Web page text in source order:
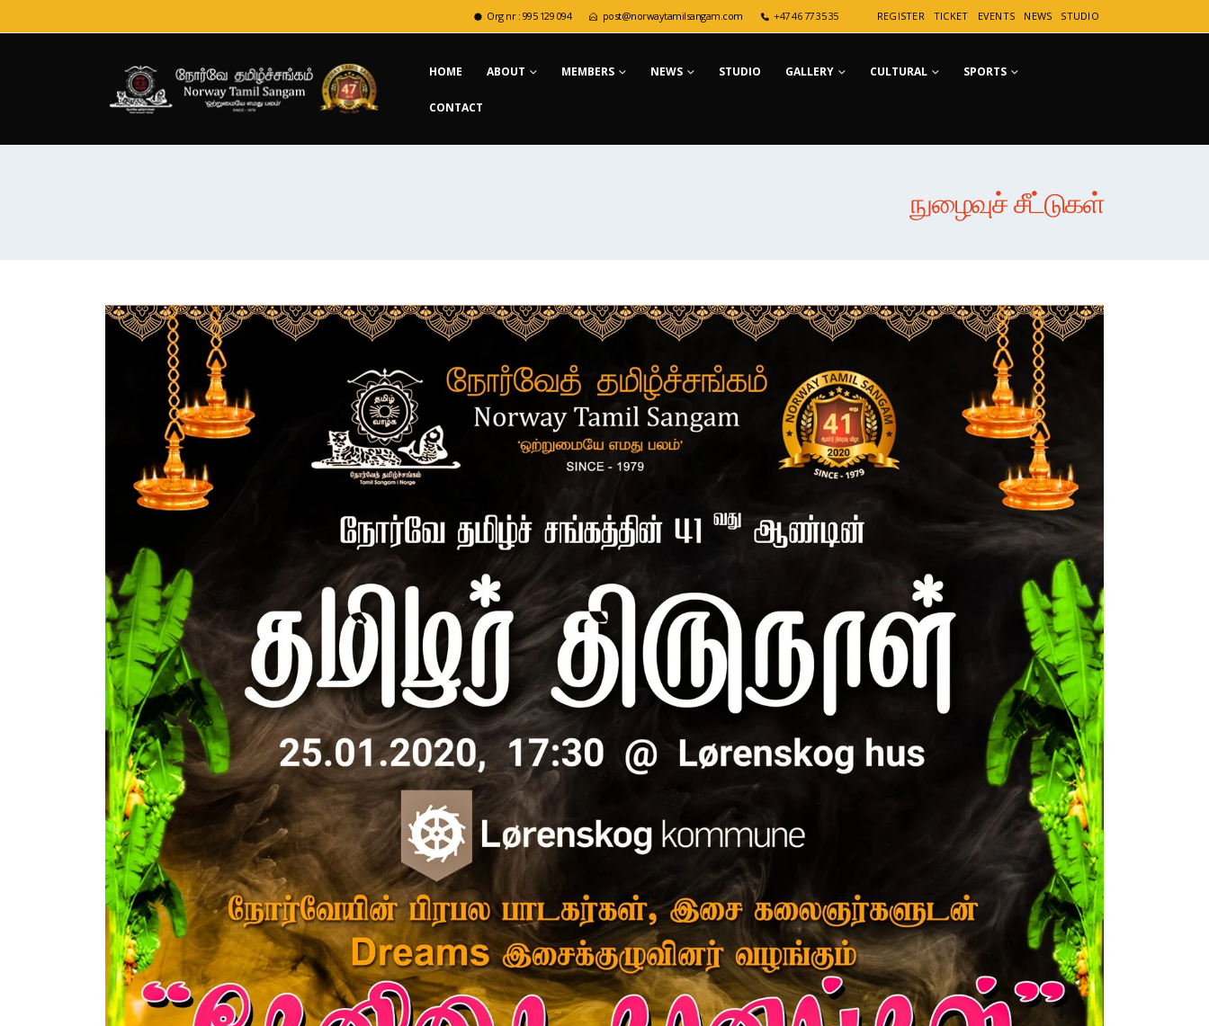
Org nr : 995 129 094 post@norwaytamilsangam.com +47 46 77 35 35 REGISTER TICKET EVENTS NEWS STUDIO
HOME ABOUT MEMBERS NEWS STUDIO GALLERY CULTURAL SPORTS
CONTACT
நுழைவுச் சீட்டுகள்